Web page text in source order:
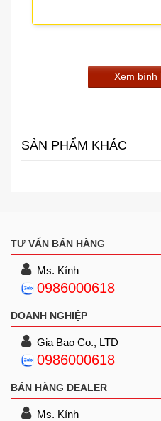
Xem bình
SẢN PHẨM KHÁC
TƯ VẤN BÁN HÀNG
Ms. Kính
0986000618
DOANH NGHIỆP
Gia Bao Co., LTD
0986000618
BÁN HÀNG DEALER
Ms. Kính